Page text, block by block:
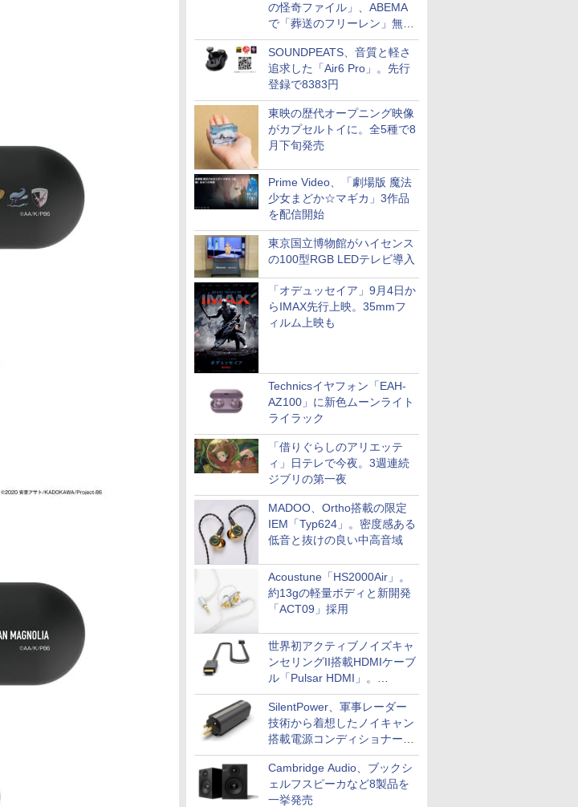
の怪奇ファイル」、ABEMA
で「葬送のフリーレン」無料
配信など。夏の特番・配信情
報
SOUNDPEATS、音質と軽さ
追求した「Air6 Pro」。先行
登録で8383円
東映の歴代オープニング映像
がカプセルトイに。全5種で8
月下旬発売
Prime Video、「劇場版 魔法
少女まどか☆マギカ」3作品
を配信開始
東京国立博物館がハイセンス
の100型RGB LEDテレビ導入
「オデュッセイア」9月4日か
らIMAX先行上映。35mmフ
ィルム上映も
Technicsイヤフォン「EAH-
AZ100」に新色ムーンライト
ライラック
「借りぐらしのアリエッテ
ィ」日テレで今夜。3週連続
ジブリの第一夜
MADOO、Ortho搭載の限定
IEM「Typ624」。密度感ある
低音と抜けの良い中高音域
Acoustune「HS2000Air」。
約13gの軽量ボディと新開発
「ACT09」採用
世界初アクティブノイズキャ
ンセリングII搭載HDMIケーブ
ル「Pulsar HDMI」。
SilentPowerから
SilentPower、軍事レーダー
技術から着想したノイキャン
搭載電源コンディショナー
「AC iPurifier2」
Cambridge Audio、ブックシ
ェルフスピーカなど8製品を
一挙発売